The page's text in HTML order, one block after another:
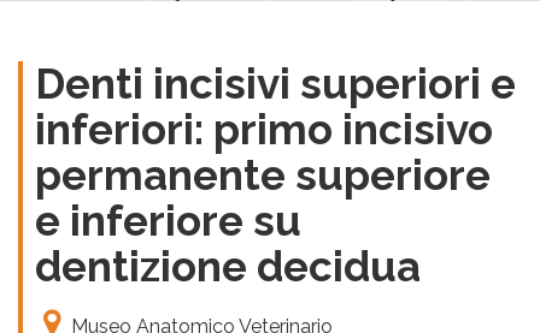
Denti incisivi superiori e
inferiori: primo incisivo
permanente superiore
e inferiore su
dentizione decidua
Museo Anatomico Veterinario